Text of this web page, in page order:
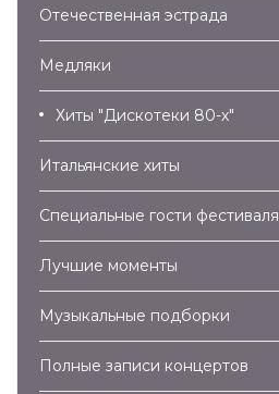
Отечественная эстрада
Медляки
Хиты "Дискотеки 80-х"
Итальянские хиты
Специальные гости фестиваля
Лучшие моменты
Музыкальные подборки
Полные записи концертов